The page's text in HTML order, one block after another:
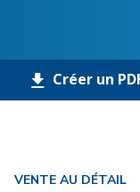
Créer un
VENTE AU DÉTAIL